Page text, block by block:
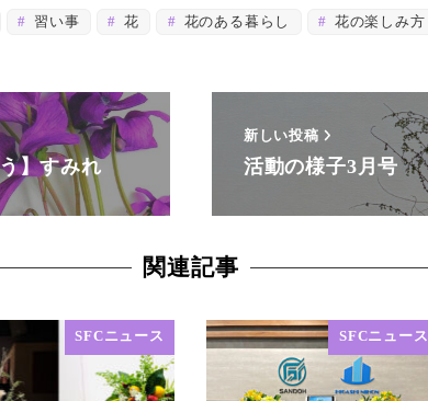
習い事 花 花のある暮らし 花の楽しみ方
】すみれ
新しい投稿
活動の様子3月号
関連記事
SFCニュース SFCニュース